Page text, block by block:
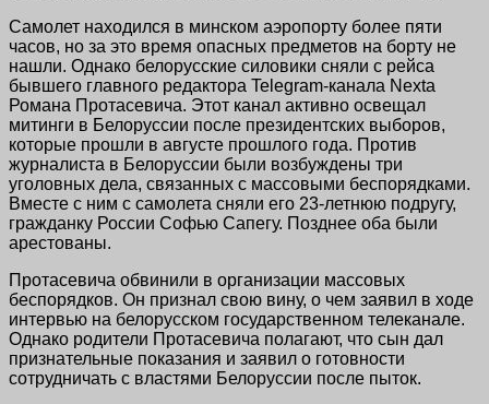
Самолет находился в минском аэропорту более пяти
часов, но за это время опасных предметов на борту не
нашли. Однако белорусские силовики сняли с рейса
бывшего главного редактора Telegram-канала Nexta
Романа Протасевича. Этот канал активно освещал
митинги в Белоруссии после президентских выборов,
которые прошли в августе прошлого года. Против
журналиста в Белоруссии были возбуждены три
уголовных дела, связанных с массовыми беспорядками.
Вместе с ним с самолета сняли его 23-летнюю подругу,
гражданку России Софью Сапегу. Позднее оба были
арестованы.
Протасевича обвинили в организации массовых
беспорядков. Он признал свою вину, о чем заявил в ходе
интервью на белорусском государственном телеканале.
Однако родители Протасевича полагают, что сын дал
признательные показания и заявил о готовности
сотрудничать с властями Белоруссии после пыток.